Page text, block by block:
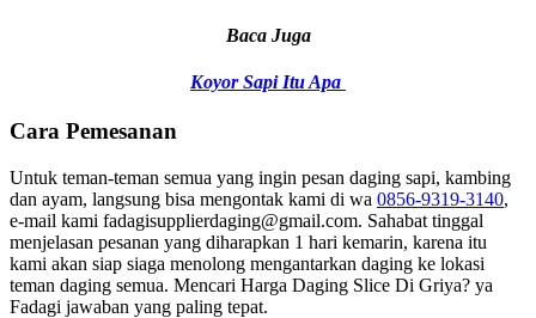
Baca Juga
Koyor Sapi Itu Apa
Cara Pemesanan
Untuk teman-teman semua yang ingin pesan daging sapi, kambing
dan ayam, langsung bisa mengontak kami di wa 0856-9319-3140,
e-mail kami fadagisupplierdaging@gmail.com. Sahabat tinggal
menjelasan pesanan yang diharapkan 1 hari kemarin, karena itu
kami akan siap siaga menolong mengantarkan daging ke lokasi
teman daging semua. Mencari Harga Daging Slice Di Griya? ya
Fadagi jawaban yang paling tepat.